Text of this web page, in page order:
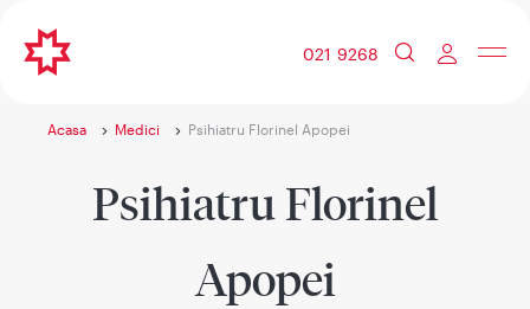
021 9268
Acasa Medici Psihiatru Florinel Apopei
Psihiatru Florinel
Apopei